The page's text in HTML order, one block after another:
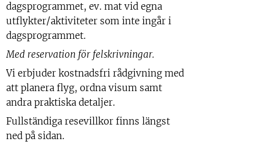
dagsprogrammet, ev. mat vid egna
utflykter/aktiviteter som inte ingår i
dagsprogrammet.
Med reservation för felskrivningar.
Vi erbjuder kostnadsfri rådgivning med
att planera flyg, ordna visum samt
andra praktiska detaljer.
Fullständiga resevillkor finns längst
ned på sidan.